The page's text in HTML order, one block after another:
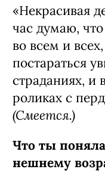
«Некрасивая
час думаю,
во всем и
постараться
страданиях, и
роликах с
(Смеется.)
Что ты
нешнему